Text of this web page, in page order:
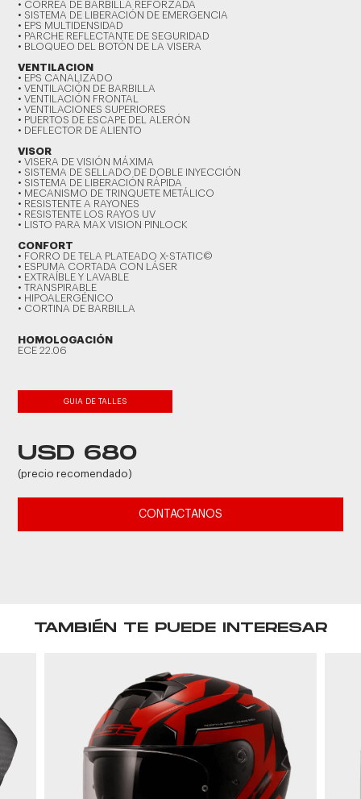
• CORREA DE BARBILLA REFORZADA
• SISTEMA DE LIBERACIÓN DE EMERGENCIA
• EPS MULTIDENSIDAD
• PARCHE REFLECTANTE DE SEGURIDAD
• BLOQUEO DEL BOTÓN DE LA VISERA
VENTILACION
• EPS CANALIZADO
• VENTILACIÓN DE BARBILLA
• VENTILACIÓN FRONTAL
• VENTILACIONES SUPERIORES
• PUERTOS DE ESCAPE DEL ALERÓN
• DEFLECTOR DE ALIENTO
VISOR
• VISERA DE VISIÓN MÁXIMA
• SISTEMA DE SELLADO DE DOBLE INYECCIÓN
• SISTEMA DE LIBERACIÓN RÁPIDA
• MECANISMO DE TRINQUETE METÁLICO
• RESISTENTE A RAYONES
• RESISTENTE LOS RAYOS UV
• LISTO PARA MAX VISION PINLOCK
CONFORT
• FORRO DE TELA PLATEADO X-STATIC©
• ESPUMA CORTADA CON LÁSER
• EXTRAÍBLE Y LAVABLE
• TRANSPIRABLE
• HIPOALERGÉNICO
• CORTINA DE BARBILLA
HOMOLOGACIÓN
ECE 22.06
GUIA DE TALLES
USD 680
(precio recomendado)
CONTACTANOS
TAMBIÉN TE PUEDE INTERESAR